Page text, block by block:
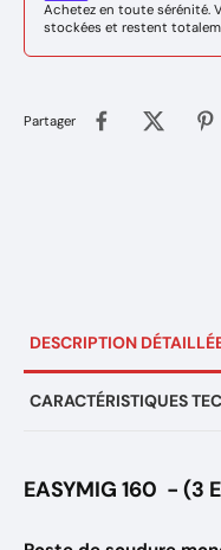
Achetez en toute sérénité.
stockées et restent
Partager
DESCRIPTION
CARACTÉRISTIQUES
EASYMIG 160 - (3